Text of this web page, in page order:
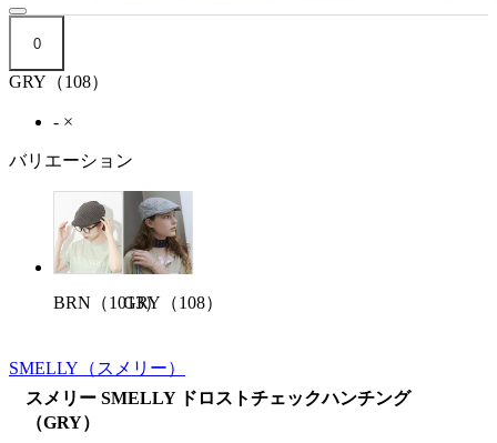
0
GRY（108）
- ×
バリエーション
BRN（1013）GRY（108）
SMELLY （スメリー）
スメリー SMELLY ドロストチェックハンチング
（GRY）